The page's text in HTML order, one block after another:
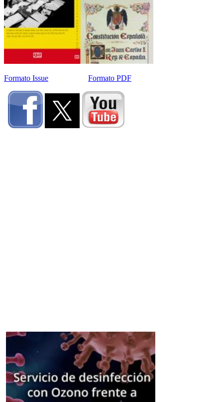
Formato Issue Formato PDF